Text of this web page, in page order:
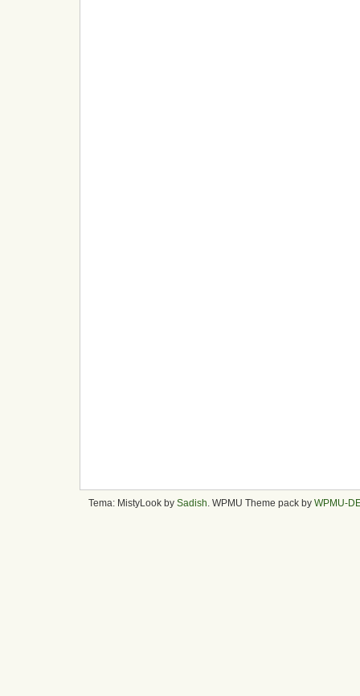
Tema: MistyLook by Sadish . WPMU Theme pack by WPMU-